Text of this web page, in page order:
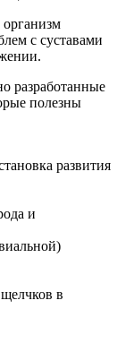
организм
с суставами
разработанные
полезны
развития
и
в